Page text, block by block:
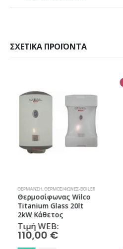
ΣΧΕΤΙΚΆ ΠΡΟΪΌΝΤΑ
ΘΈΡΜΑΝΣΗ ΘΕΡΜΟΣΊΦΩΝΕΣ-BOILER
Θερμοσίφωνας Wilco
Titanium Glass 20lt
2kW Κάθετος
Τιμή WEB:
110,00 €